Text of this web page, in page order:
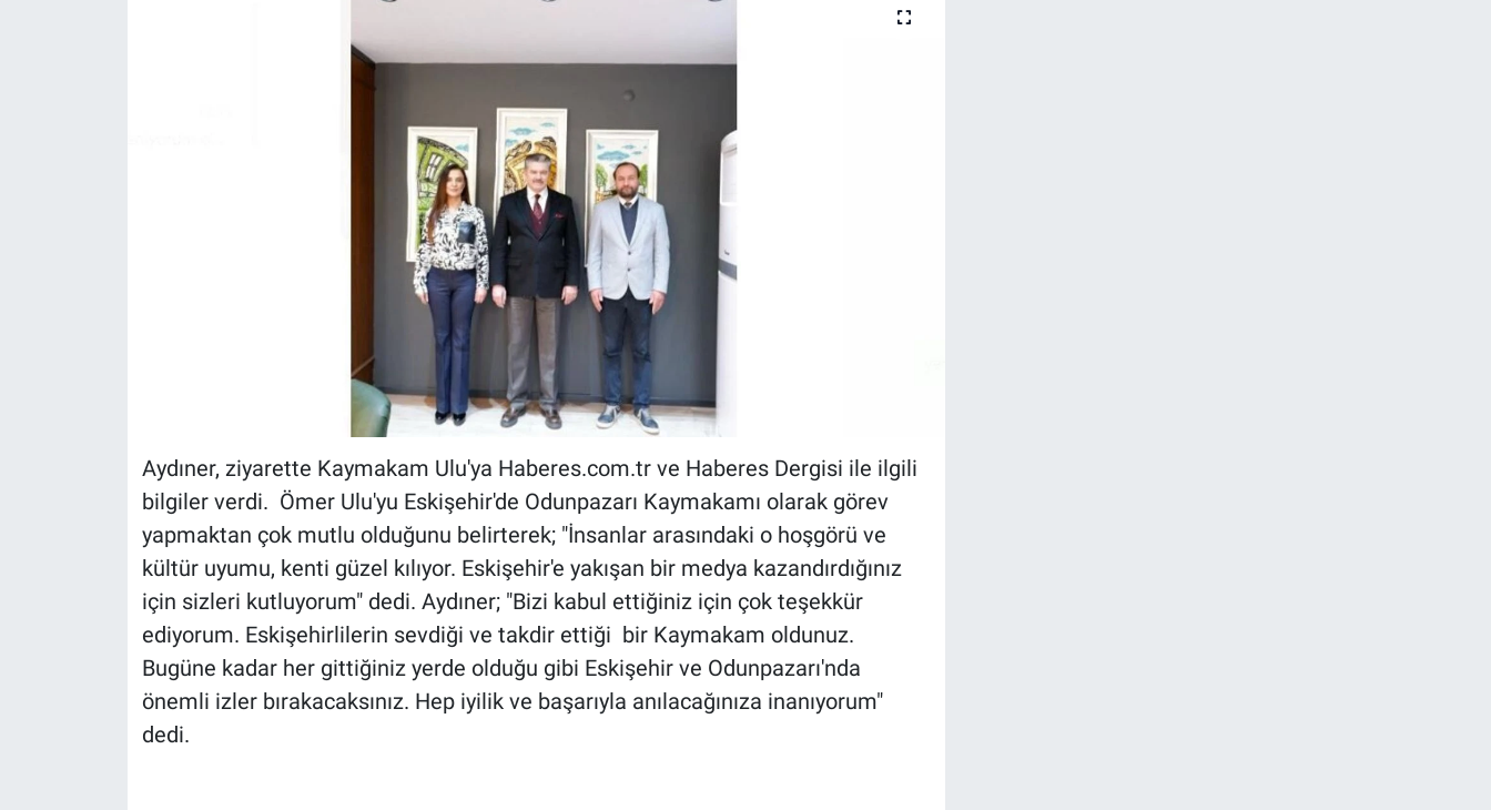
Aydıner, ziyarette Kaymakam Ulu'ya Haberes.com.tr ve Haberes Dergisi ile ilgili
bilgiler verdi. Ömer Ulu'yu Eskişehir'de Odunpazarı Kaymakamı olarak görev
yapmaktan çok mutlu olduğunu belirterek; "İnsanlar arasındaki o hoşgörü ve
kültür uyumu, kenti güzel kılıyor. Eskişehir'e yakışan bir medya kazandırdığınız
için sizleri kutluyorum" dedi. Aydıner; "Bizi kabul ettiğiniz için çok teşekkür
ediyorum. Eskişehirlilerin sevdiği ve takdir ettiği bir Kaymakam oldunuz.
Bugüne kadar her gittiğiniz yerde olduğu gibi Eskişehir ve Odunpazarı'nda
önemli izler bırakacaksınız. Hep iyilik ve başarıyla anılacağınıza inanıyorum"
dedi.